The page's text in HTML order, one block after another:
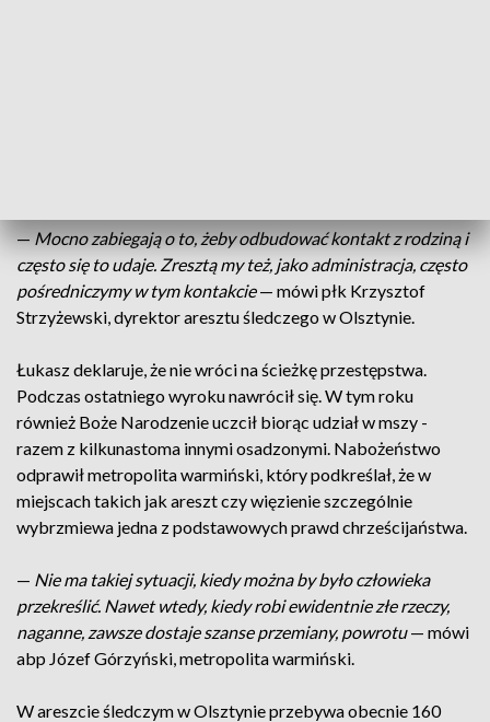
—Mocno zabiegają o to, żeby odbudować kontakt z rodziną i
często się to udaje. Zresztą my też, jako administracja, często
pośredniczymy w tym kontakcie— mówi płk Krzysztof
Strzyżewski, dyrektor aresztu śledczego w Olsztynie.
Łukasz deklaruje, że nie wróci na ścieżkę przestępstwa.
Podczas ostatniego wyroku nawrócił się. W tym roku
również Boże Narodzenie uczcił biorąc udział w mszy -
razem z kilkunastoma innymi osadzonymi. Nabożeństwo
odprawił metropolita warmiński, który podkreślał, że w
miejscach takich jak areszt czy więzienie szczególnie
wybrzmiewa jedna z podstawowych prawd chrześcijaństwa.
— Nie ma takiej sytuacji, kiedy można by było człowieka
przekreślić. Nawet wtedy, kiedy robi ewidentnie złe rzeczy,
naganne, zawsze dostaje szanse przemiany, powrotu— mówi
abp Józef Górzyński, metropolita warmiński.
W areszcie śledczym w Olsztynie przebywa obecnie 160